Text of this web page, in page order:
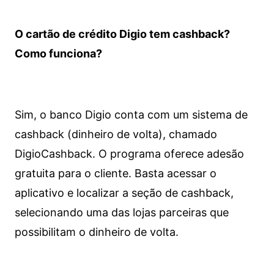
O cartão de crédito Digio tem cashback?
Como funciona?
Sim, o banco Digio conta com um sistema de
cashback (dinheiro de volta), chamado
DigioCashback. O programa oferece adesão
gratuita para o cliente. Basta acessar o
aplicativo e localizar a seção de cashback,
selecionando uma das lojas parceiras que
possibilitam o dinheiro de volta.